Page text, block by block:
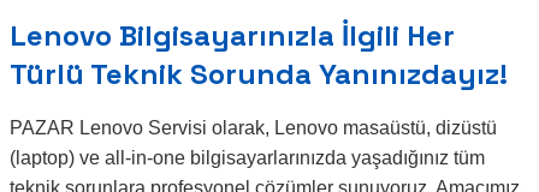
Lenovo Bilgisayarınızla İlgili Her
Türlü Teknik Sorunda Yanınızdayız!
PAZAR Lenovo Servisi olarak, Lenovo masaüstü, dizüstü
(laptop) ve all-in-one bilgisayarlarınızda yaşadığınız tüm